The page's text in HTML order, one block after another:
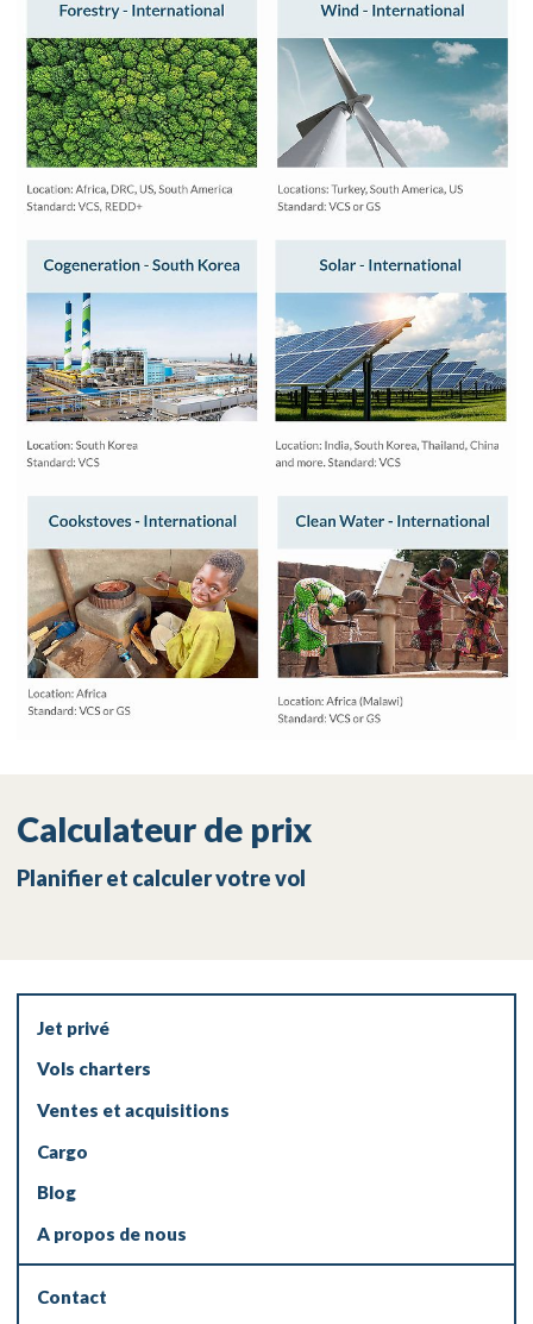
Calculateur de prix
Planifier et calculer votre vol
Jet privé
Vols charters
Ventes et acquisitions
Cargo
Blog
A propos de nous
Contact